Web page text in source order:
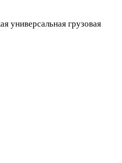
универсальная грузовая